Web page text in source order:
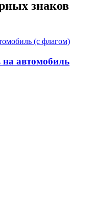
знаков
автомобиль